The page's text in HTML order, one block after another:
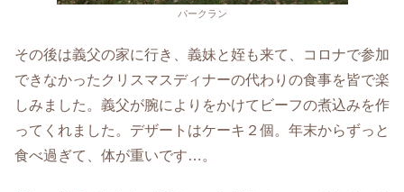
パークラン
その後は義父の家に行き、義妹と姪も来て、コロナで参加
できなかったクリスマスディナーの代わりの食事を皆で楽
しみました。義父が腕によりをかけてビーフの煮込みを作
ってくれました。デザートはケーキ２個。年末からずっと
食べ過ぎて、体が重いです…。